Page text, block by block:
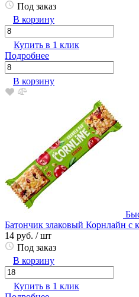
Под заказ
В корзину
Купить в 1 клик
Подробнее
В корзину
Батончик злаковый Корнлайн с
14 руб. / шт
Под заказ
В корзину
Купить в 1 клик